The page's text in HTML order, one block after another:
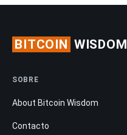
BITCOIN WISDOM
SOBRE
About Bitcoin Wisdom
Contacto